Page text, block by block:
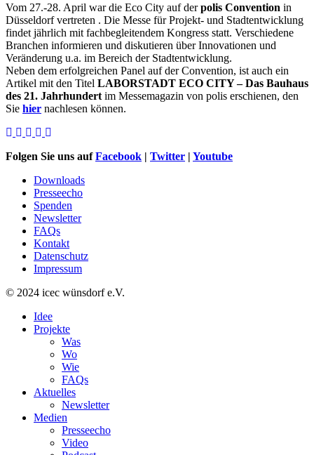
Vom 27.-28. April war die Eco City auf derpolis Convention in
Düsseldorf vertreten . Die Messe für Projekt- und Stadtentwicklung
findet jährlich mit fachbegleitendem Kongress statt. Verschiedene
Branchen informieren und diskutieren über Innovationen und
Veränderung u.a. im Bereich der Stadtentwicklung.
Neben dem erfolgreichen Panel auf der Convention, ist auch ein
Artikel mit den Titel LABORSTADT ECO CITY – Das Bauhaus
des 21. Jahrhundert im Messemagazin von polis erschienen, den
Sie hier nachlesen können.
Folgen Sie uns aufFacebook | Twitter | Youtube
Downloads
Presseecho
Spenden
Newsletter
FAQs
Kontakt
Datenschutz
Impressum
© 2024 icec wünsdorf e.V.
Idee
Projekte
Was
Wo
Wie
FAQs
Aktuelles
Newsletter
Medien
Presseecho
Video